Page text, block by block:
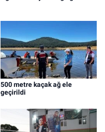
500 metre kaçak ağ ele
geçirildi